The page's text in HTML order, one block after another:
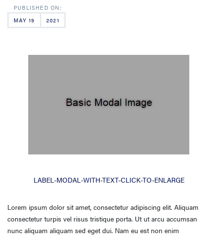
MAY 19 2021
LABEL-MODAL-WITH-TEXT-CLICK-TO-ENLARGE
Lorem ipsum dolor sit amet, consectetur adipiscing elit. Aliquam
consectetur turpis vel risus tristique porta. Ut ut arcu accumsan
nunc aliquam aliquam sed eget dui. Nam eu est non enim